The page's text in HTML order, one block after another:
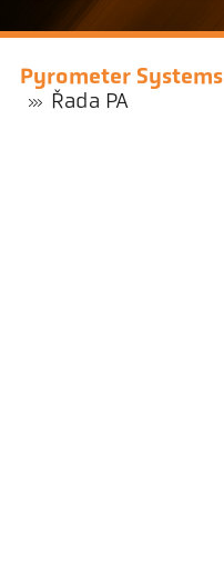
Pyrometer Systems
Řada PA